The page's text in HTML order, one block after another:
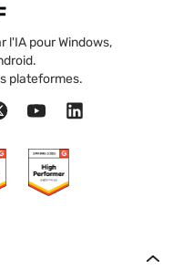
l'IA pour Windows,
plateformes.